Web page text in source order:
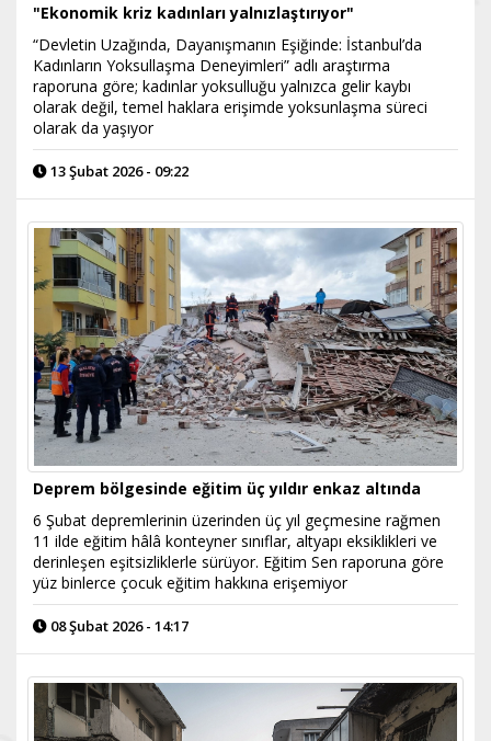
"Ekonomik kriz kadınları yalnızlaştırıyor"
“Devletin Uzağında, Dayanışmanın Eşiğinde: İstanbul’da
Kadınların Yoksullaşma Deneyimleri” adlı araştırma
raporuna göre; kadınlar yoksulluğu yalnızca gelir kaybı
olarak değil, temel haklara erişimde yoksunlaşma süreci
olarak da yaşıyor
13 Şubat 2026 - 09:22
Deprem bölgesinde eğitim üç yıldır enkaz altında
6 Şubat depremlerinin üzerinden üç yıl geçmesine rağmen
11 ilde eğitim hâlâ konteyner sınıflar, altyapı eksiklikleri ve
derinleşen eşitsizliklerle sürüyor. Eğitim Sen raporuna göre
yüz binlerce çocuk eğitim hakkına erişemiyor
08 Şubat 2026 - 14:17